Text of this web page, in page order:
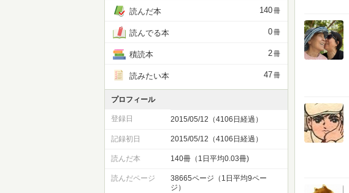
読んだ本 140冊
読んでる本 0冊
積読本 2冊
読みたい本 47冊
プロフィール
登録日 2015/05/12（4106日経過）
記録初日 2015/05/12（4106日経過）
読んだ本 140冊（1日平均0.03冊)
読んだページ
38665ページ（1日平均9ペー
ジ）